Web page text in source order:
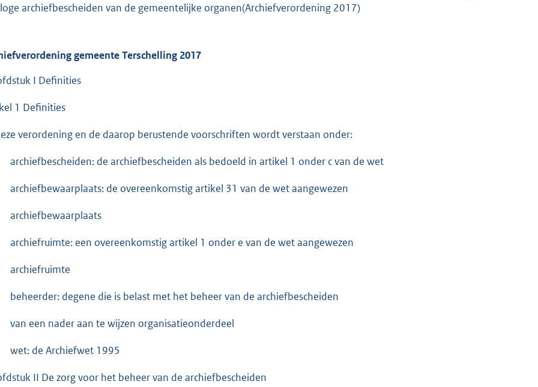
archiefbescheiden van de gemeentelijke organen(Archiefverordening 2017)
gemeente Terschelling 2017
I Definities
1 Definities
verordening en de daarop berustende voorschriften wordt verstaan onder:
archiefbescheiden: de archiefbescheiden als bedoeld in artikel 1 onder c van de wet
archiefbewaarplaats: de overeenkomstig artikel 31 van de wet aangewezen
archiefbewaarplaats
archiefruimte: een overeenkomstig artikel 1 onder e van de wet aangewezen
archiefruimte
beheerder: degene die is belast met het beheer van de archiefbescheiden
van een nader aan te wijzen organisatieonderdeel
wet: de Archiefwet 1995
II De zorg voor het beheer van de archiefbescheiden